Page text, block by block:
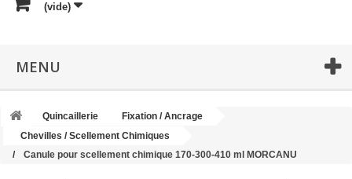
(vide)
MENU
Quincaillerie
Fixation / Ancrage
Chevilles / Scellement Chimiques
Canule pour scellement chimique 170-300-410 ml MORCANU